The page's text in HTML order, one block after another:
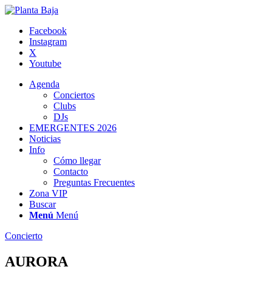
Facebook
Instagram
X
Youtube
Agenda
Conciertos
Clubs
DJs
EMERGENTES 2026
Noticias
Info
Cómo llegar
Contacto
Preguntas Frecuentes
Zona VIP
Buscar
Menú Menú
Concierto
AURORA